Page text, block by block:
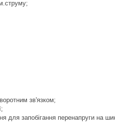
зв'язком;
для запобігання перенапруги на